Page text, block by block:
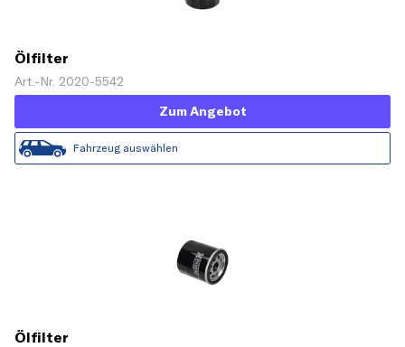
Ölfilter
Art.-Nr. 2020-5542
Zum Angebot
Fahrzeug auswählen
Ölfilter